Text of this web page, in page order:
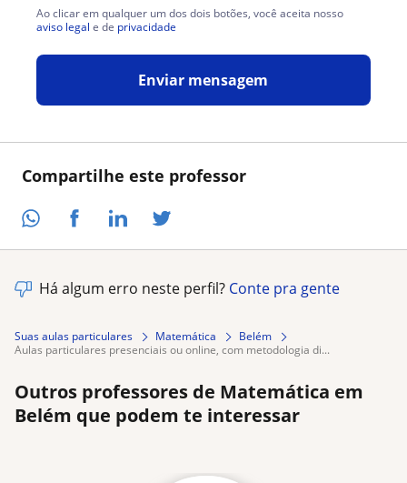
Compartilhe este professor
Ao clicar em qualquer um dos dois botões, você aceita nosso
aviso legal e de privacidade
Enviar mensagem
Há algum erro neste perfil? Conte pra gente
Suas aulas particulares Matemática
Belém
aulas particulares presenciais ou online, com metodologia di...
Outros professores de Matemática em
Belém que podem te interessar